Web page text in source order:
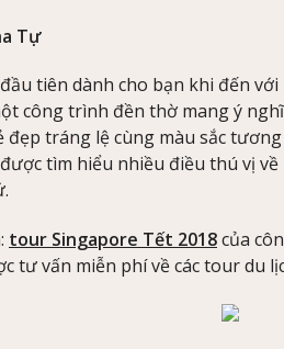
Tự
tiên dành cho bạn khi đến
công trình đền thờ mang ý
đẹp tráng lệ cùng màu sắc
tìm hiểu nhiều điều thú vị
tour Singapore Tết 2018của
tư vấn miễn phí về các tour du